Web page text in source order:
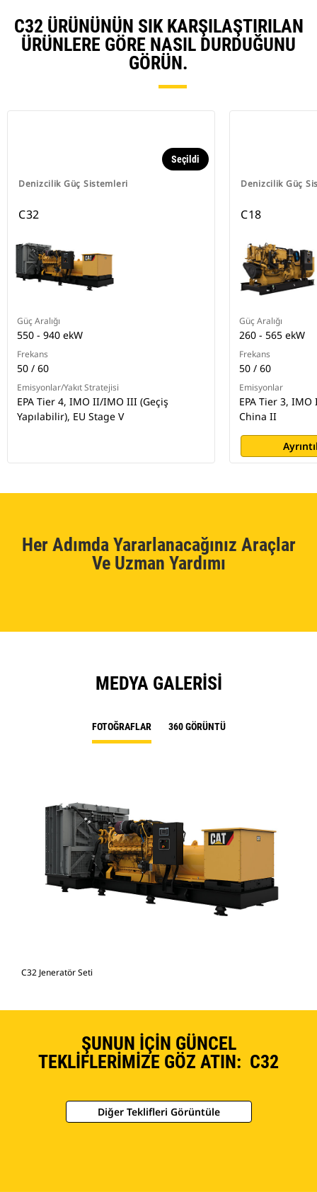
C32 ÜRÜNÜNÜN SIK KARŞILAŞTIRILAN
ÜRÜNLERE GÖRE NASIL DURDUĞUNU
GÖRÜN.
Denizcilik Güç Sistemleri
Seçildi
C32
Güç Aralığı
550 - 940 ekW
Frekans
50 / 60
Emisyonlar/Yakıt Stratejisi
EPA Tier 4, IMO II/IMO III (Geçiş
Yapılabilir), EU Stage V
Denizcilik Güç
C18
Güç Aralığı
260 - 565 ekW
Frekans
50 / 60
Emisyonlar
EPA Tier 3, IMO
China II
Her Adımda Yararlanacağınız Araçlar
Ve Uzman Yardımı
MEDYA GALERISI
FOTOĞRAFLAR 360 GÖRÜNTÜ
C32 Jeneratör Seti
ŞUNUN İÇIN GÜNCEL
TEKLIFLERIMIZE GÖZ ATIN: C32
Diğer Teklifleri Görüntüle